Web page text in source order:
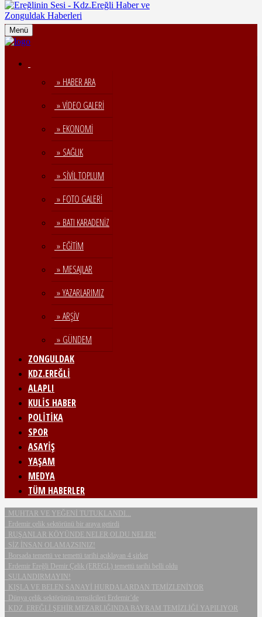
Menü
» HABER ARA
» VİDEO GALERİ
» EKONOMİ
» SAĞLIK
» SİVİL TOPLUM
» FOTO GALERİ
» BATI KARADENİZ
» EĞİTİM
» MESAJLAR
» YAZARLARIMIZ
» ARŞİV
» GÜNDEM
ZONGULDAK
KDZ.EREĞLİ
ALAPLI
KULİS HABER
POLİTİKA
SPOR
ASAYİŞ
YAŞAM
MEDYA
TÜM HABERLER
MUHTAR VE YEĞENİ TUTUKLANDI...
Erdemir çelik sektörünü bir araya getirdi
RUŞANLAR KÖYÜNDE NELER OLDU NELER!
SİZ İNSAN OLAMAZSINIZ!
Borsada temettü ve temettü tarihi açıklayan 4 şirket
Erdemir Ereğli Demir Çelik (EREGL) temettü tarihi belli oldu
SULANDIRMAYIN!
KIŞLA VE BELEN SANAYİ HURDALARDAN TEMİZLENİYOR
Dünya çelik sektörünün temsilcileri Erdemir’de
KDZ. EREĞLİ ŞEHİR MEZARLIĞINDA BAYRAM TEMİZLİĞİ YAPILIYOR